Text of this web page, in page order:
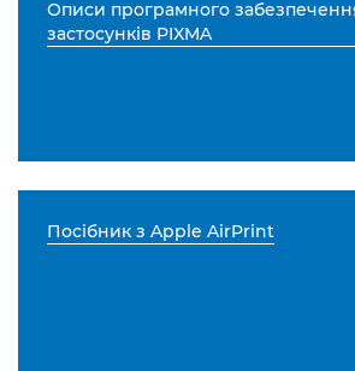
Описи програмного
застосунків PIXMA
Посібник з Apple AirPrint